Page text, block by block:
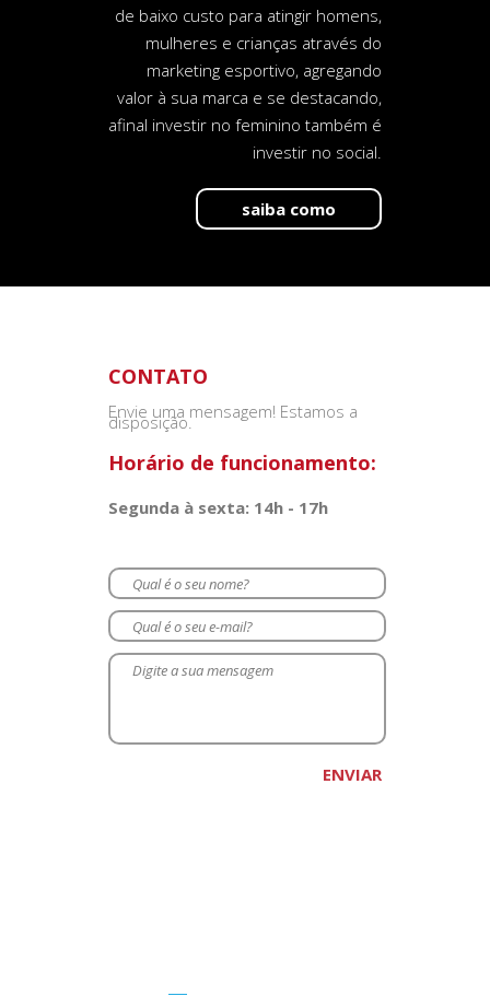
de baixo custo para atingir homens,
mulheres e crianças através do
marketing esportivo, agregando
valor à sua marca e se destacando,
afinal investir no feminino também é
investir no social.
saiba como
CONTATO
Envie uma mensagem! Estamos a
disposição.
Horário de funcionamento:
Segunda à sexta: 14h - 17h